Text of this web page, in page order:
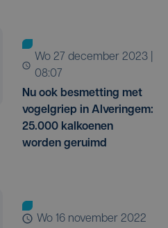
wo 27 december 2023 |
08:07
Nu ook besmetting met
vogelgriep in Alveringem:
25.000 kalkoenen
worden geruimd
wo 16 november 2022